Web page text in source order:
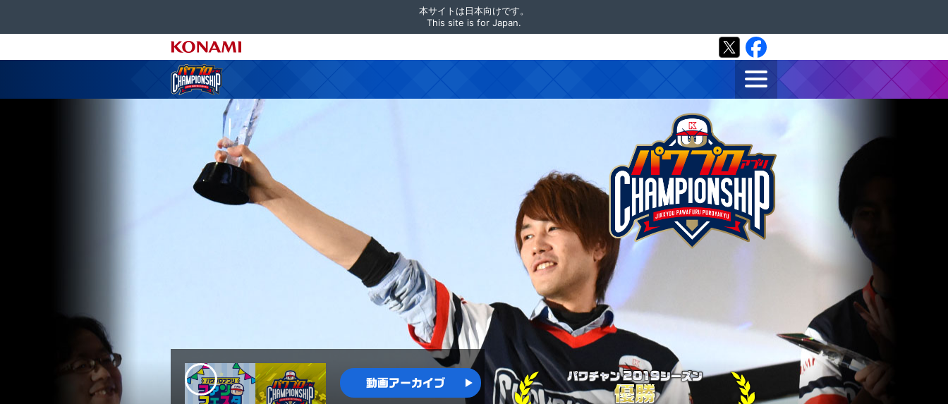
本サイトは日本向けです。
This site is for Japan.
パワプロアプリ チャンピオンシ
ップ
見つけろ、君だけの道
動画アーカイブ